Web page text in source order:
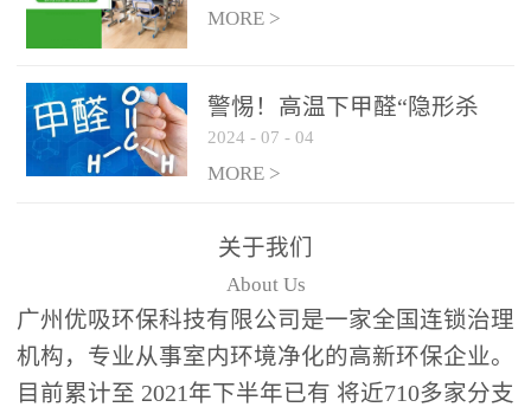
内空气质量管理通知
MORE >
警惕！高温下甲醛“隐形杀
手”来袭，你的家安全吗？
2024 - 07 - 04
MORE >
关于我们
About Us
广州优吸环保科技有限公司是一家全国连锁治理
机构，专业从事室内环境净化的高新环保企业。
目前累计至 2021年下半年已有 将近710多家分支